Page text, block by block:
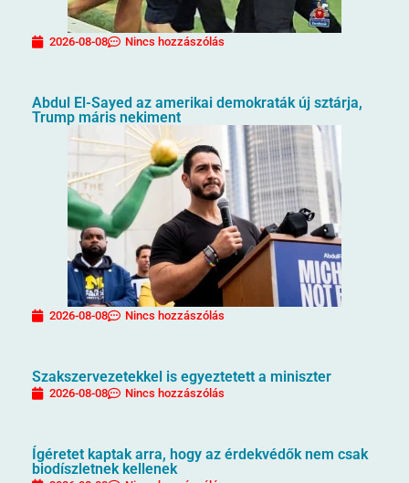
2026-08-08 Nincs hozzászólás
Abdul El-Sayed az amerikai demokraták új sztárja,
Trump máris nekiment
2026-08-08 Nincs hozzászólás
Szakszervezetekkel is egyeztetett a miniszter
2026-08-08 Nincs hozzászólás
Ígéretet kaptak arra, hogy az érdekvédők nem csak
biodíszletnek kellenek